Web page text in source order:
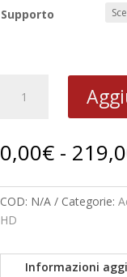
Supporto
Ambiente
quantità
0,00€ -
COD: N/A Categorie:
HD
Informazioni